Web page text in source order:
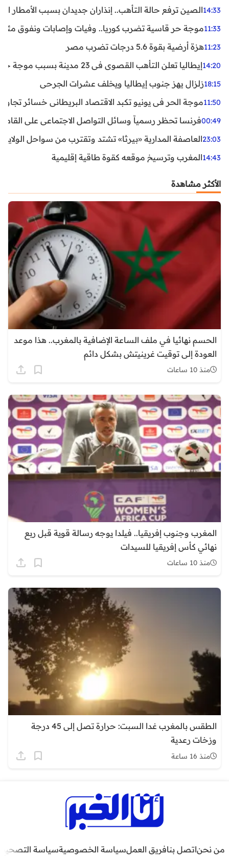
14:33الصين ترفع حالة التأهب.. إنذاران جديدان بسبب الأمطار
11:33موجة حر قاسية تضرب كوريا.. وفيات وإصابات ونفوق مئات
11:23هزة أرضية بقوة 5.6 درجات تضرب مصر
14:20إيطاليا تعلن التأهب القصوى في 23 مدينة بسبب موجة حر شديدة
18:15زلزال يهز جنوب إيطاليا ويخلف عشرات الجرحى
11:50موجة الحر في يونيو تكبد الاقتصاد البريطاني خسائر تجاوزت 1.5 مليار
00:49فرنسا تحظر رسمياً وسائل التواصل الاجتماعي على القاصرين
23:03العاصفة المدارية «بيرثا» تشتد وتقترب من سواحل
14:43المغرب وترسيخ موقعه كقوة طاقية إقليمية
الأكثر مشاهدة
الحسم نهائيا في ملف الساعة الإضافية بالمغرب.. هذا موعد
العودة إلى توقيت غرينيتش بشكل دائم
منذ 10 ساعات
المغرب وجنوب إفريقيا.. فيلدا يوجه رسالة قوية قبل ربع
نهائي كأس إفريقيا للسيدات
منذ 10 ساعات
الطقس بالمغرب غدا السبت: حرارة تصل إلى 45 درجة
وزخات رعدية
منذ 16 ساعة
من نحناتصل بنافريق العملسياسة الخصوصيةسياسة التصحيح